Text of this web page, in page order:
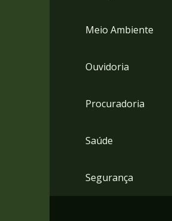
Meio Ambiente
Ouvidoria
Procuradoria
Saúde
Segurança